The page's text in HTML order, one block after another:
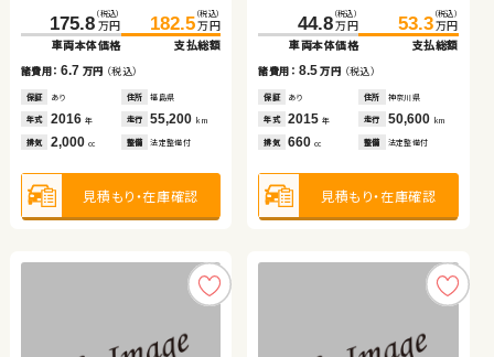
175.8 （税込）
万円
車両本体価格
182.5 （税込）
万円
支払総額
諸費用：6.7 万円 （税込）
保証 あり 住所 福島県
年式 2016 年 走行 55,200 km
排気 2,000 cc 整備 法定整備付
見積もり・在庫確認
44.8 （税込）
万円
車両本体価格
53.3 （税込）
万円
支払総額
諸費用： 8.5万円 （税込）
保証 あり 住所 神奈川県
年式 2015年 走行 50,600 km
排気 660cc 整備 法定整備付
見積もり・在庫確認
ホンダ フリード ハイブリ
ッド
63.6万円
車両本体価格
諸費用：11.7万円 （税込）
保証 あり 住所 埼玉県
排気 1,500cc 整備 法定整備付
スズキ アルト ＨＢ
20.5万円
車両本体価格
支払総額
諸費用：9.2 万円 （税込）
保証 あり 住所 埼玉県
排気 660 整備 法定整備付
諸費用：5.0 万円（税込）
なし 徳島県
年式 2016年 走行
排気 2,000 整備 法定整備付
見積もり・在庫確認
5.7 万円（税込）
なし
年式 2014年 走行
排気 660 整備 法定整備付
見積もり・在庫確認